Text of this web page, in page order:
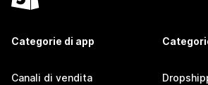
Categorie di app
Canali di vendita